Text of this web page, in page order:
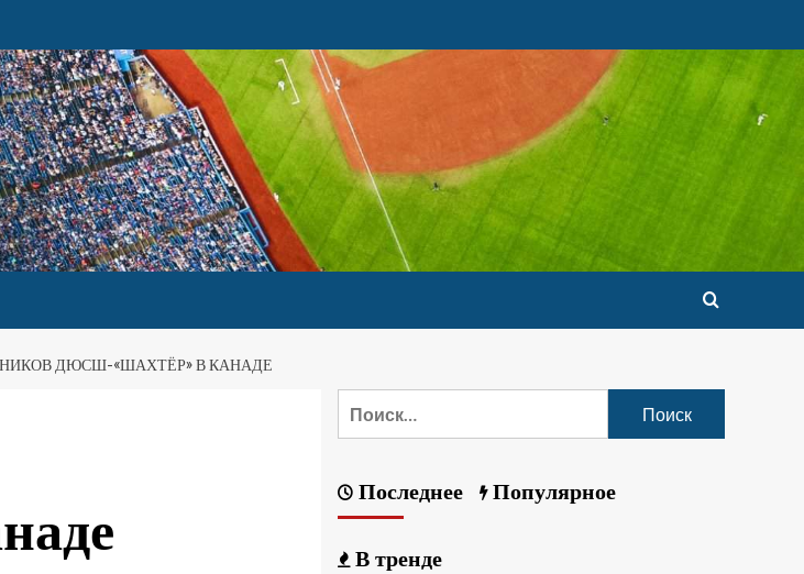
ДЮСШ-«ШАХТЁР» В КАНАДЕ
Последнее Популярное
В тренде